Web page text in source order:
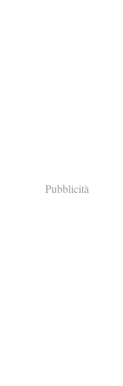
Pubblicità